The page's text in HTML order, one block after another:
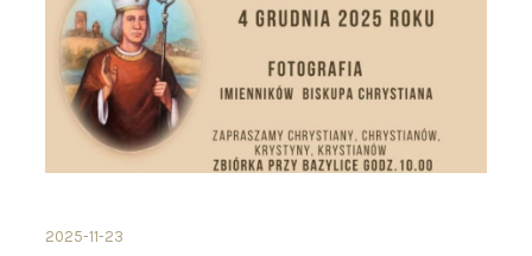
2025-11-23